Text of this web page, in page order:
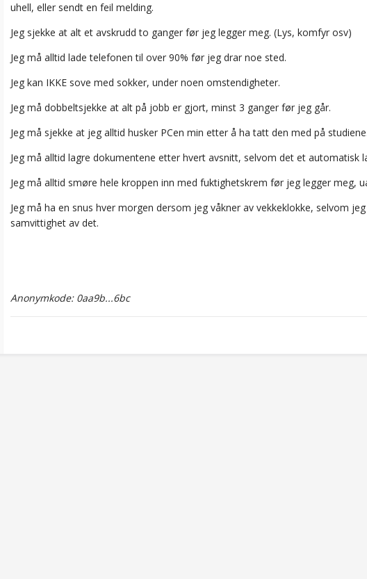
uhell, eller sendt en feil melding.
Jeg sjekke at alt et avskrudd to ganger før jeg legger meg. (Lys, komfyr osv)
Jeg må alltid lade telefonen til over 90% før jeg drar noe sted.
Jeg kan IKKE sove med sokker, under noen omstendigheter.
Jeg må dobbeltsjekke at alt på jobb er gjort, minst 3 ganger før jeg går.
Jeg må sjekke at jeg alltid husker PCen min etter å ha tatt den med på
Jeg må alltid lagre dokumentene etter hvert avsnitt, selvom det et automatisk
Jeg må alltid smøre hele kroppen inn med fuktighetskrem før jeg legger meg,
Jeg må ha en snus hver morgen dersom jeg våkner av vekkeklokke, selvom
samvittighet av det.
Anonymkode: 0aa9b...6bc